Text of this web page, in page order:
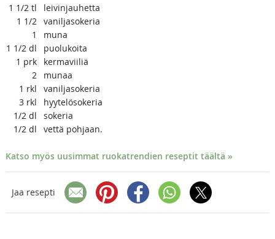
1 1/2 tl
leivinjauhetta
1 1/2 vaniljasokeria
1
muna
1 1/2 dl
puolukoita
1 prk
kermaviiliä
2
munaa
1 rkl
vaniljasokeria
3 rkl
hyytelösokeria
1/2 dl
sokeria
1/2 dl vettä pohjaan.
Katso myös uusimmat ruokatrendien reseptit täältä »
Jaa resepti